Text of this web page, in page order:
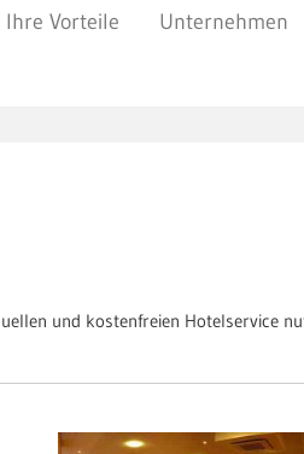
Ihre Vorteile Unternehmen
und kostenfreien Hotelservice